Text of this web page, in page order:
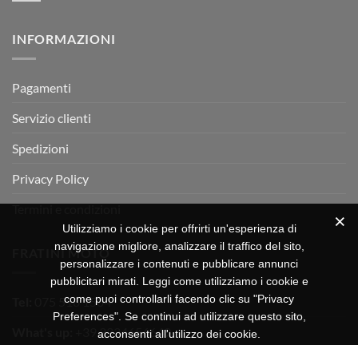
MOTOR
INFORMAZIONI
Pagamenti
Servizio clienti
Spedizioni
Privacy Policy
Termini e condizioni
FRATINI MOTO
075 518 1504
+39 3334656649
Utilizziamo i cookie per offrirti un'esperienza di
navigazione migliore, analizzare il traffico del sito,
personalizzare i contenuti e pubblicare annunci
pubblicitari mirati. Leggi come utilizziamo i cookie e
come puoi controllarli facendo clic su "Privacy
Preferences". Se continui ad utilizzare questo sito,
acconsenti all'utilizzo dei cookie.